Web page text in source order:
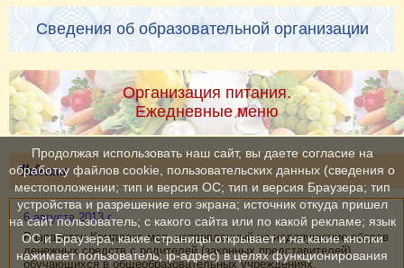
Сведения об образовательной организации
Организация питания.
Ежедневные меню
Новости
6 августа 2013 г.
Разработан Комплекс мер, направленный на недопущение сборов
денежных средств с родителей (законных представителей)
обучающихся в общеобразовательных учреждениях.
Продолжая использовать наш сайт, вы даете согласие на
обработку файлов cookie, пользовательских данных (сведения о
местоположении; тип и версия ОС; тип и версия Браузера; тип
устройства и разрешение его экрана; источник откуда пришел
на сайт пользователь; с какого сайта или по какой рекламе; язык
ОС и Браузера; какие страницы открывает и на какие кнопки
нажимает пользователь; ip-адрес) в целях функционирования